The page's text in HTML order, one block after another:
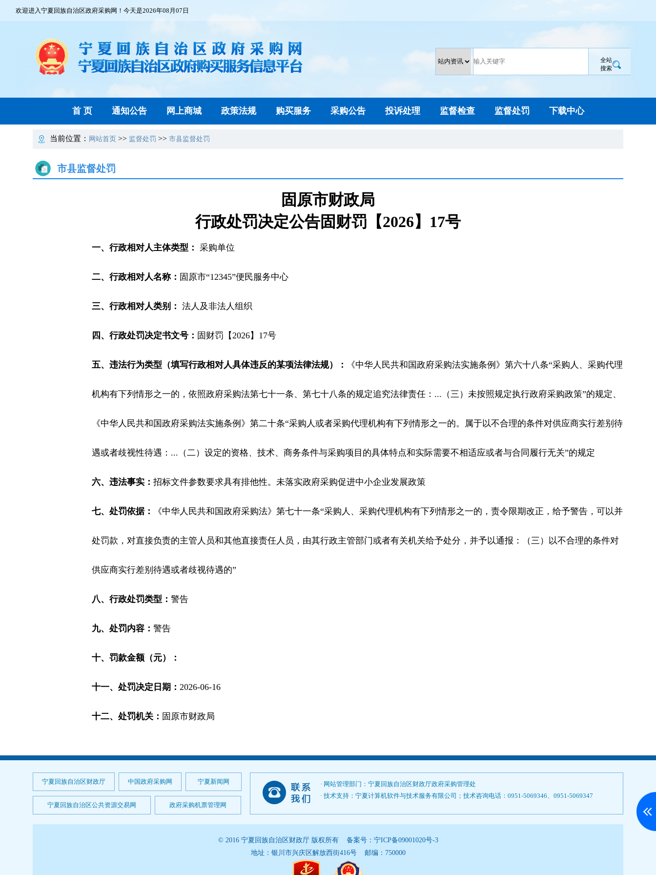
欢迎进入宁夏回族自治区政府采购网！今天是2026年08月07日
全站
搜索
首 页 通知公告 网上商城 政策法规 购买服务 采购公告 投诉处理 监督检查 监督处罚 下载中心
当前位置： 网站首页 >> 监督处罚 >> 市县监督处罚
市县监督处罚
固原市财政局
行政处罚决定公告固财罚【2026】17号
一、行政相对人主体类型： 采购单位
二、行政相对人名称： 固原市“12345”便民服务中心
三、行政相对人类别： 法人及非法人组织
四、行政处罚决定书文号： 固财罚【2026】17号
五、违法行为类型（填写行政相对人具体违反的某项法律法规）： 《中华人民共和国政府采购法实施条例》第六十八条“采购人、采购代理
机构有下列情形之一的，依照政府采购法第七十一条、第七十八条的规定追究法律责任：...（三）未按照规定执行政府采购政策”的规定、
《中华人民共和国政府采购法实施条例》第二十条“采购人或者采购代理机构有下列情形之一的。属于以不合理的条件对供应商实行差别待
遇或者歧视性待遇：...（二）设定的资格、技术、商务条件与采购项目的具体特点和实际需要不相适应或者与合同履行无关”的规定
六、违法事实： 招标文件参数要求具有排他性。未落实政府采购促进中小企业发展政策
七、处罚依据： 《中华人民共和国政府采购法》第七十一条“采购人、采购代理机构有下列情形之一的，责令限期改正，给予警告，可以并
处罚款，对直接负责的主管人员和其他直接责任人员，由其行政主管部门或者有关机关给予处分，并予以通报：（三）以不合理的条件对
供应商实行差别待遇或者歧视待遇的”
八、行政处罚类型： 警告
九、处罚内容： 警告
十、罚款金额（元）：
十一、处罚决定日期： 2026-06-16
十二、处罚机关： 固原市财政局
宁夏回族自治区财政厅 中国政府采购网 宁夏新闻网
宁夏回族自治区公共资源交易网 政府采购机票管理网
· 网站管理部门：宁夏回族自治区财政厅政府采购管理处
· 技术支持：宁夏计算机软件与技术服务有限公司；技术咨询电话：0951-5069346、0951-5069347
© 2016 宁夏回族自治区财政厅 版权所有 备案号： 宁ICP备09001020号-3
地址：银川市兴庆区解放西街416号 邮编：750000